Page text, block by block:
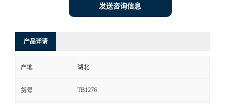
发送咨询信息
产品详请
产地 湖北
货号 TB1276